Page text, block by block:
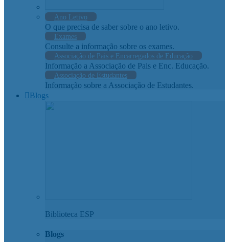
Ano Letivo
O que precisa de saber sobre o ano letivo.
Exames
Consulte a informação sobre os exames.
Associação de Pais e Encarregados de Educação
Informação a Associação de Pais e Enc. Educação.
Associação de Estudantes
Informação sobre a Associação de Estudantes.
Blogs
Biblioteca ESP
Blogs